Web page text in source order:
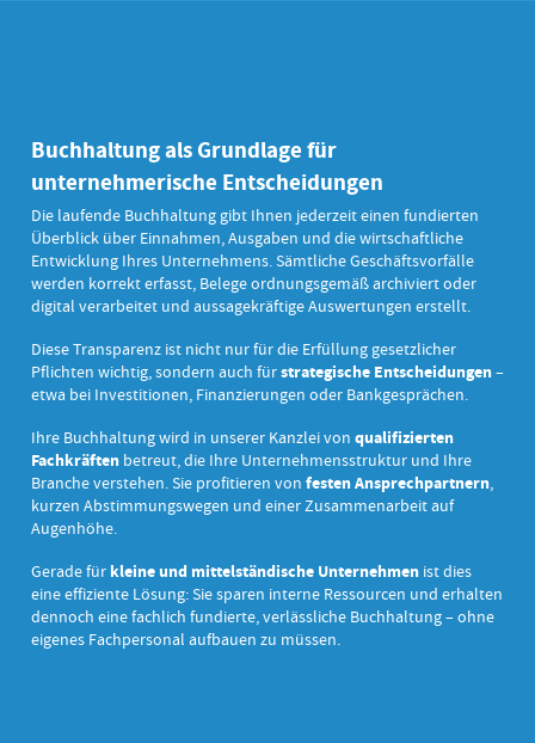
Buchhaltung als Grundlage für
unternehmerische Entscheidungen
Die laufende Buchhaltung gibt Ihnen jederzeit einen fundierten
Überblick über Einnahmen, Ausgaben und die wirtschaftliche
Entwicklung Ihres Unternehmens. Sämtliche Geschäftsvorfälle
werden korrekt erfasst, Belege ordnungsgemäß archiviert oder
digital verarbeitet und aussagekräftige Auswertungen erstellt.
Diese Transparenz ist nicht nur für die Erfüllung gesetzlicher
Pflichten wichtig, sondern auch fürstrategische Entscheidungen–
etwa bei Investitionen, Finanzierungen oder Bankgesprächen.
Ihre Buchhaltung wird in unserer Kanzlei von qualifizierten
Fachkräftenbetreut, die Ihre Unternehmensstruktur und Ihre
Branche verstehen. Sie profitieren von festen Ansprechpartnern,
kurzen Abstimmungswegen und einer Zusammenarbeit auf
Augenhöhe.
Gerade für kleine und mittelständische Unternehmenist dies
eine effiziente Lösung: Sie sparen interne Ressourcen und erhalten
dennoch eine fachlich fundierte, verlässliche Buchhaltung – ohne
eigenes Fachpersonal aufbauen zu müssen.